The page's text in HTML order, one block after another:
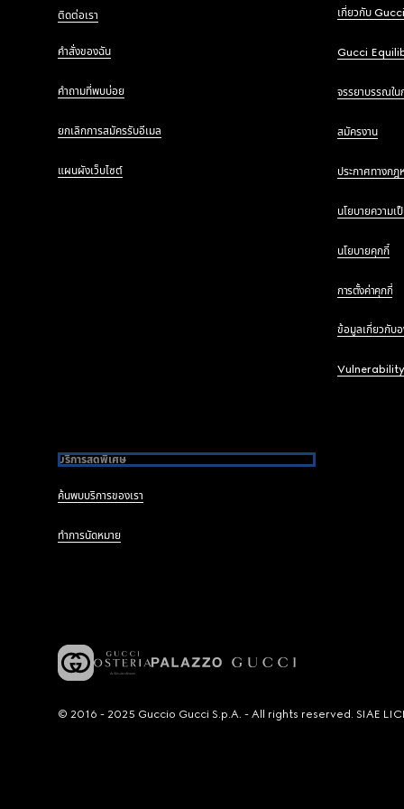
ติดต่อเรา
คำสั่งของฉัน
คำถามที่พบบ่อย
ยกเลิกการสมัครรับอีเมล
แผนผังเว็บไซต์
เกี่ยวกับ Gucci
Gucci
จรรยาบรรณใน
สมัครงาน
ประกาศทางกฎ
นโยบายความเ
นโยบายคุกกี้
การตั้งค่าคุกกี้
ข้อมูลเกี่ยวกับ
บริการสุดพิเศษ
ค้นพบบริการของเรา
ทำการนัดหมาย
© 2016 - 2025 Guccio Gucci S.p.A. - All rights reserved. SIAE